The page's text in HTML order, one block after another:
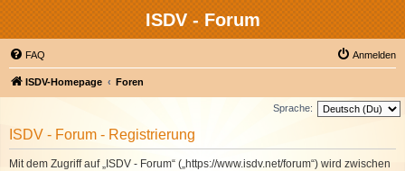
ISDV - Forum
FAQ Anmelden
ISDV-Homepage Foren
Sprache:
ISDV - Forum - Registrierung
Mit dem Zugriff auf „ISDV - Forum“ („https://www.isdv.net/forum“) wird zwischen